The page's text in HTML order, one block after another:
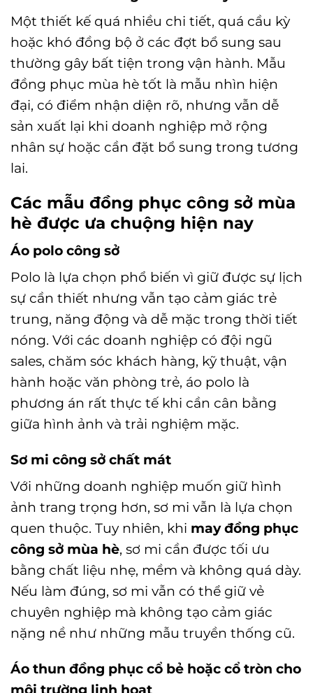
Một thiết kế quá nhiều chi tiết, quá cầu kỳ
hoặc khó đồng bộ ở các đợt bổ sung sau
thường gây bất tiện trong vận hành. Mẫu
đồng phục mùa hè tốt là mẫu nhìn hiện
đại, có điểm nhận diện rõ, nhưng vẫn dễ
sản xuất lại khi doanh nghiệp mở rộng
nhân sự hoặc cần đặt bổ sung trong tương
lai.
Các mẫu đồng phục công sở mùa
hè được ưa chuộng hiện nay
Áo polo công sở
Polo là lựa chọn phổ biến vì giữ được sự lịch
sự cần thiết nhưng vẫn tạo cảm giác trẻ
trung, năng động và dễ mặc trong thời tiết
nóng. Với các doanh nghiệp có đội ngũ
sales, chăm sóc khách hàng, kỹ thuật, vận
hành hoặc văn phòng trẻ, áo polo là
phương án rất thực tế khi cần cân bằng
giữa hình ảnh và trải nghiệm mặc.
Sơ mi công sở chất mát
Với những doanh nghiệp muốn giữ hình
ảnh trang trọng hơn, sơ mi vẫn là lựa chọn
quen thuộc. Tuy nhiên, khi may đồng phục
công sở mùa hè, sơ mi cần được tối ưu
bằng chất liệu nhẹ, mềm và không quá dày.
Nếu làm đúng, sơ mi vẫn có thể giữ vẻ
chuyên nghiệp mà không tạo cảm giác
nặng nề như những mẫu truyền thống cũ.
Áo thun đồng phục cổ bẻ hoặc cổ tròn cho
môi trường linh hoạt